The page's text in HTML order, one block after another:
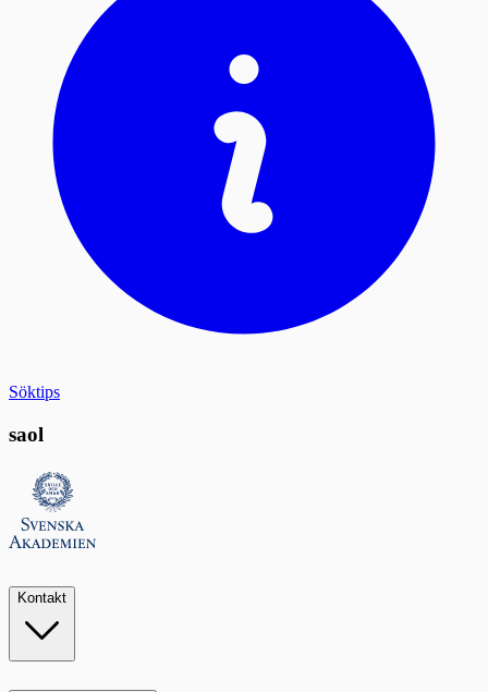
Söktips
saol
Kontakt